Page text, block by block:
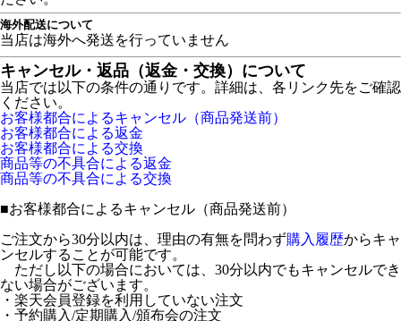
海外配送について
当店は海外へ発送を行っていません
キャンセル・返品（返金・交換）について
当店では以下の条件の通りです。詳細は、各リンク先をご確認
ください。
お客様都合によるキャンセル（商品発送前）
お客様都合による返金
お客様都合による交換
商品等の不具合による返金
商品等の不具合による交換
■お客様都合によるキャンセル（商品発送前）
ご注文から30分以内は、理由の有無を問わず購入履歴からキャ
ンセルすることが可能です。
ただし以下の場合においては、30分以内でもキャンセルでき
ない場合がございます。
・楽天会員登録を利用していない注文
・予約購入/定期購入/頒布会の注文